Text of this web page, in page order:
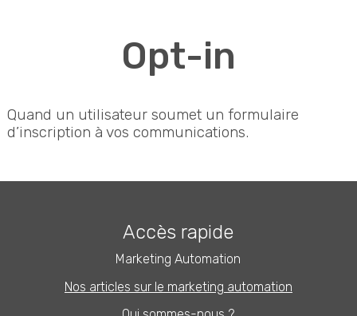
Opt-in
Quand un utilisateur soumet un formulaire
d’inscription à vos communications.
Accès rapide
Marketing Automation
Nos articles sur le marketing automation